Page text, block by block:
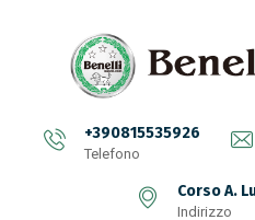
+390815535926
Telefono
Corso A.
Indirizzo